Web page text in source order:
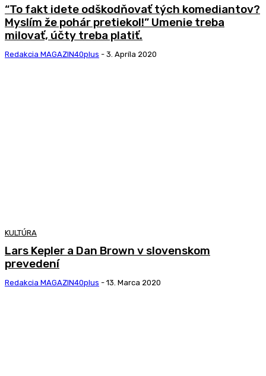
“To fakt idete odškodňovať tých komediantov?
Myslím že pohár pretiekol!” Umenie treba
milovať, účty treba platiť.
Redakcia MAGAZIN40plus - 3. Apríla 2020
KULTÚRA
Lars Kepler a Dan Brown v slovenskom
prevedení
Redakcia MAGAZIN40plus - 13. Marca 2020